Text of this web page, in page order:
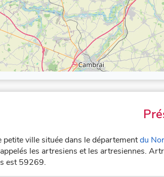
ville située dans le départementdu
les artresiens et les artresiennes.
est 59269.